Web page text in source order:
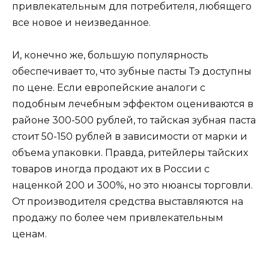
привлекательным для потребителя, любящего
все новое и неизведанное.
И, конечно же, большую популярность
обеспечивает то, что зубные пасты Тэ доступны
по цене. Если европейские аналоги с
подобным лечебным эффектом оцениваются в
районе 300-500 рублей, то тайская зубная паста
стоит 50-150 рублей в зависимости от марки и
объема упаковки. Правда, ритейлеры тайских
товаров иногда продают их в России с
наценкой 200 и 300%, но это нюансы торговли.
От производителя средства выставляются на
продажу по более чем привлекательным
ценам.